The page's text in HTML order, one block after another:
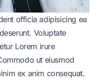
officia adipisicing ea
Voluptate
Lorem irure
ut eiusmod
ex anim consequat.